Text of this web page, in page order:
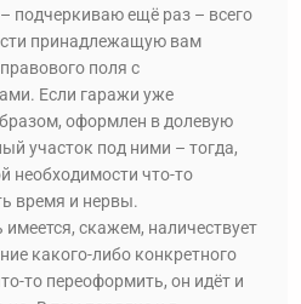
подчеркиваю ещё раз – всего
принадлежащую вам
поля с
Если гаражи уже
оформлен в долевую
участок под ними – тогда,
необходимости что-то
время и нервы.
скажем, наличествует
какого-либо конкретного
то переоформить, он идёт и